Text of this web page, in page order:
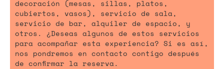
decoración (mesas, sillas, platos,
cubiertos, vasos), servicio de sala,
servicio de bar, alquiler de espacio, y
otros. ¿Deseas algunos de estos servicios
para acompañar esta experiencia? Si es así,
nos pondremos en contacto contigo después
de confirmar la reserva.